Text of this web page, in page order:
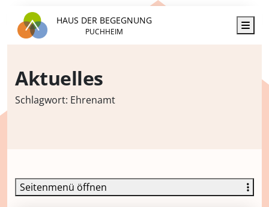
HAUS DER BEGEGNUNG
PUCHHEIM
Aktuelles
Schlagwort: Ehrenamt
Seitenmenü öffnen